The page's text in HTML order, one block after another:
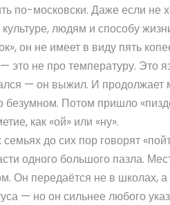
по-московски. Даже если не
людям и способу
он не имеет в виду пять
это не про температуру. Это
— он выжил. И продолжает
безумном. Потом пришло
как «ой» или «ну».
до сих пор говорят
одного большого пазла.
Он передаётся не в школах,
— но он сильнее любого